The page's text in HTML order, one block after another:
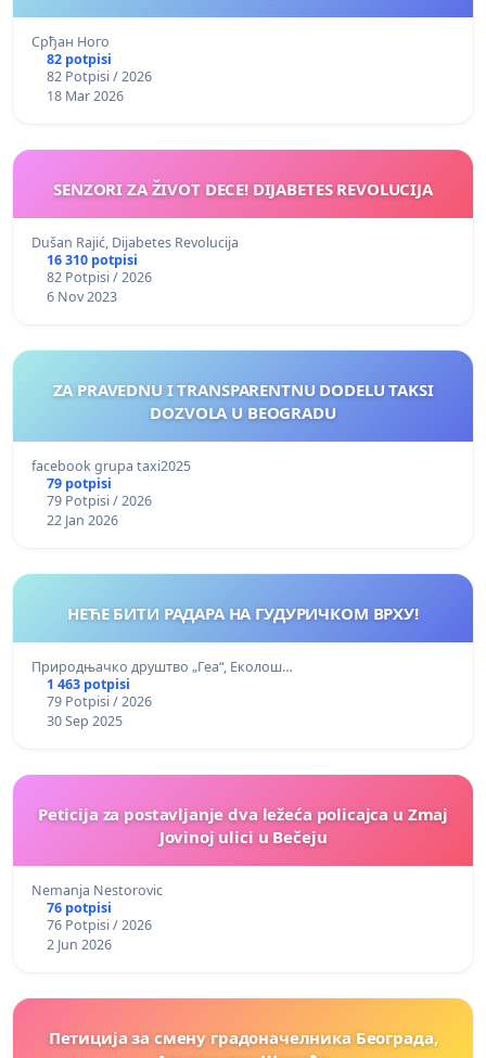
Срђан Ного
82 potpisi
82 Potpisi / 2026
18 Mar 2026
SENZORI ZA ŽIVOT DECE! DIJABETES REVOLUCIJA
Dušan Rajić, Dijabetes Revolucija
16 310 potpisi
82 Potpisi / 2026
6 Nov 2023
ZA PRAVEDNU I TRANSPARENTNU DODELU TAKSI
DOZVOLA U BEOGRADU
facebook grupa taxi2025
79 potpisi
79 Potpisi / 2026
22 Jan 2026
НЕЋЕ БИТИ РАДАРА НА ГУДУРИЧКОМ ВРХУ!
Природњачко друштво „Геа“, Еколош…
1 463 potpisi
79 Potpisi / 2026
30 Sep 2025
Peticija za postavljanje dva ležeća policajca u Zmaj
Jovinoj ulici u Bečeju
Nemanja Nestorovic
76 potpisi
76 Potpisi / 2026
2 Jun 2026
Петиција за смену градоначелника Београда,